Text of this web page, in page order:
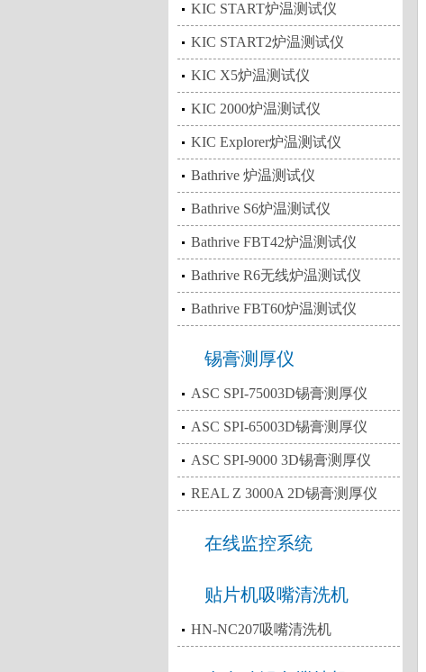
KIC START炉温测试仪
KIC START2炉温测试仪
KIC X5炉温测试仪
KIC 2000炉温测试仪
KIC Explorer炉温测试仪
Bathrive 炉温测试仪
Bathrive S6炉温测试仪
Bathrive FBT42炉温测试仪
Bathrive R6无线炉温测试仪
Bathrive FBT60炉温测试仪
锡膏测厚仪
ASC SPI-75003D锡膏测厚仪
ASC SPI-65003D锡膏测厚仪
ASC SPI-9000 3D锡膏测厚仪
REAL Z 3000A 2D锡膏测厚仪
在线监控系统
贴片机吸嘴清洗机
HN-NC207吸嘴清洗机